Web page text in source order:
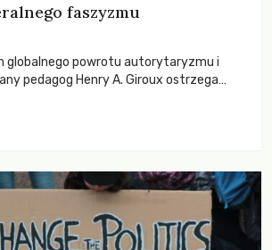
faszyzmu
globalnego powrotu autorytaryzmu i
pedagog Henry A. Giroux ostrzega
obywateli?